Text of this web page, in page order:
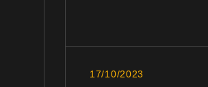
17/10/2023